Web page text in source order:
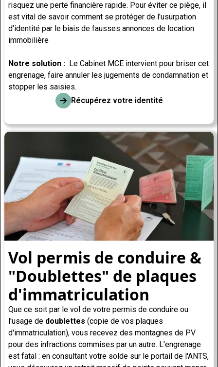
risquez une perte financière rapide. Pour éviter ce piège, il
est vital de savoir comment se protéger de l'usurpation
d'identité par le biais de fausses annonces de location
immobilière
Notre solution : Le Cabinet MCE intervient pour briser cet
engrenage, faire annuler les jugements de condamnation et
stopper les saisies.
Récupérez votre identité
Vol permis de conduire &
"Doublettes" de plaques
d'immatriculation
Que ce soit par le vol de votre permis de conduire ou
l'usage de doublettes (copie de vos plaques
d'immatriculation), vous recevez des montagnes de PV
pour des infractions commises par un autre. L'engrenage
est fatal : en consultant votre solde sur le portail de l'ANTS,